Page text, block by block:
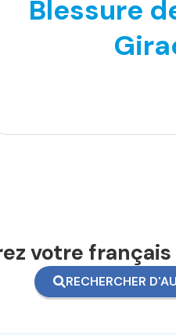
Blessure
votre
RECHERCHER